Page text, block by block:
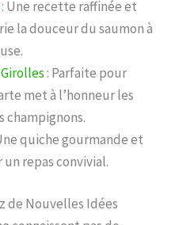
: Une recette raffinée et
la douceur du saumon à
: Parfaite pour
met à l’honneur les
champignons.
quiche gourmande et
repas convivial.
de Nouvelles Idées